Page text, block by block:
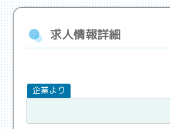
求人情報詳細